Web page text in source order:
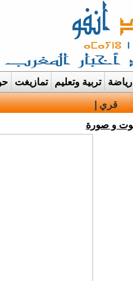
رياضة تربية وتعليم تمازيغت
قرية إيمي نواسيف
و صورة